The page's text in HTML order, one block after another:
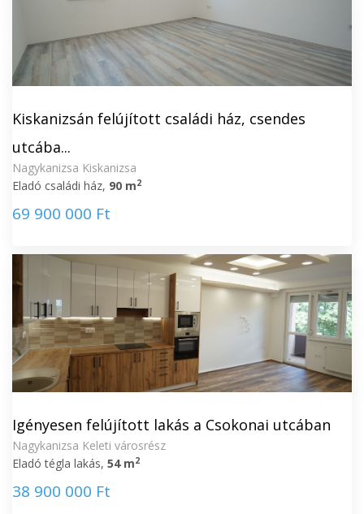
Kiskanizsán felújított családi ház, csendes
utcába...
Nagykanizsa Kiskanizsa
Eladó családi ház, 90 m2
69 900 000 Ft
Igényesen felújított lakás a Csokonai utcában
Nagykanizsa Keleti városrész
Eladó tégla lakás, 54 m2
38 900 000 Ft